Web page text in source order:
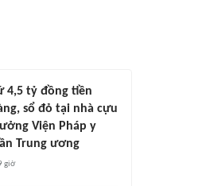
4,5 tỷ đồng tiền
sổ đỏ tại nhà cựu
Viện Pháp y
Trung ương
giờ